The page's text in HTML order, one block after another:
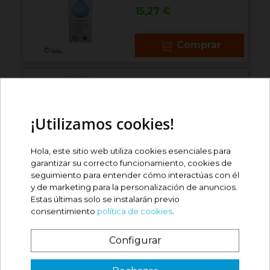
Precio
15,27 €
Comprar
Precio
9,30 €
Comprar
ISDINDEO FRESCH FOR
MEN 48H...
Precio
9,76 €
Comprar
¿Es tu primera vez? ¡SORPRESA!
¡Utilizamos cookies!
Hola, este sitio web utiliza cookies esenciales para
garantizar su correcto funcionamiento, cookies de
seguimiento para entender cómo interactúas con él
y de marketing para la personalización de anuncios.
Estas últimas solo se instalarán previo
consentimiento política de cookies
Configurar